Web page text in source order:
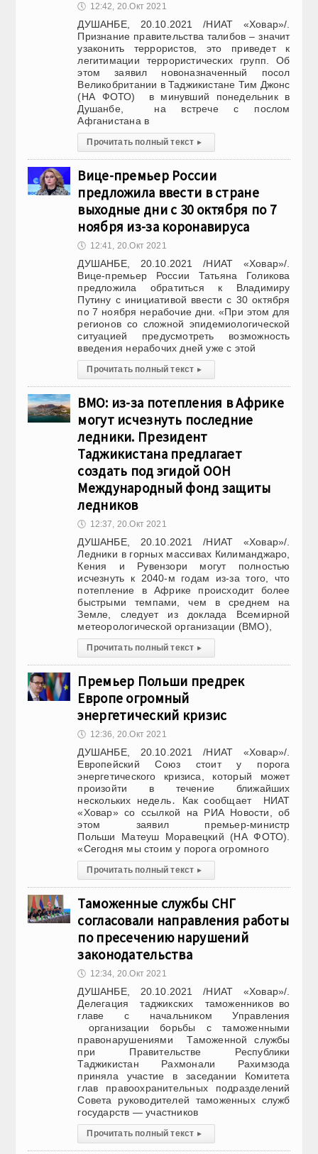
🕔 12:42, 20.Окт 2021
ДУШАНБЕ, 20.10.2021 /НИАТ «Ховар»/.
Признание правительства талибов – значит
узаконить террористов, это приведет к
легитимации террористических групп. Об
этом заявил новоназначенный посол
Великобритании в Таджикистане Тим Джонс
(НА ФОТО) в минувший понедельник в
Душанбе, на встрече с послом
Афганистана в
Прочитать полный текст ▸
Вице-премьер России
предложила ввести в стране
выходные дни с 30 октября по 7
ноября из-за коронавируса
🕔 12:41, 20.Окт 2021
ДУШАНБЕ, 20.10.2021 /НИАТ «Ховар»/.
Вице-премьер России Татьяна Голикова
предложила обратиться к Владимиру
Путину с инициативой ввести с 30 октября
по 7 ноября нерабочие дни. «При этом для
регионов со сложной эпидемиологической
ситуацией предусмотреть возможность
введения нерабочих дней уже с этой
Прочитать полный текст ▸
ВМО: из-за потепления в Африке
могут исчезнуть последние
ледники. Президент
Таджикистана предлагает
создать под эгидой ООН
Международный фонд защиты
ледников
🕔 12:37, 20.Окт 2021
ДУШАНБЕ, 20.10.2021 /НИАТ «Ховар»/.
Ледники в горных массивах Килиманджаро,
Кения и Рувензори могут полностью
исчезнуть к 2040-м годам из-за того, что
потепление в Африке происходит более
быстрыми темпами, чем в среднем на
Земле, следует из доклада Всемирной
метеорологической организации (ВМО),
Прочитать полный текст ▸
Премьер Польши предрек
Европе огромный
энергетический кризис
🕔 12:36, 20.Окт 2021
ДУШАНБЕ, 20.10.2021 /НИАТ «Ховар»/.
Европейский Союз стоит у порога
энергетического кризиса, который может
произойти в течение ближайших
нескольких недель․ Как сообщает НИАТ
«Ховар» со ссылкой на РИА Новости, об
этом заявил премьер-министр
Польши Матеуш Моравецкий (НА ФОТО).
«Сегодня мы стоим у порога огромного
Прочитать полный текст ▸
Таможенные службы СНГ
согласовали направления работы
по пресечению нарушений
законодательства
🕔 12:34, 20.Окт 2021
ДУШАНБЕ, 20.10.2021 /НИАТ «Ховар»/.
Делегация таджикских таможенников во
главе с начальником Управления
организации борьбы с таможенными
правонарушениями Таможенной службы
при Правительстве Республики
Таджикистан Рахмонали Рахимзода
приняла участие в заседании Комитета
глав правоохранительных подразделений
Совета руководителей таможенных служб
государств — участников
Прочитать полный текст ▸